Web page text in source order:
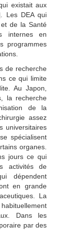
existait aux
Les DEA qui
de la Santé
internes en
programmes
de recherche
ce qui limite
Au Japon,
la recherche
de la
assez
universitaires
spécialisent
organes.
jours ce qui
activités de
dépendent
en grande
La
Dans les
par des